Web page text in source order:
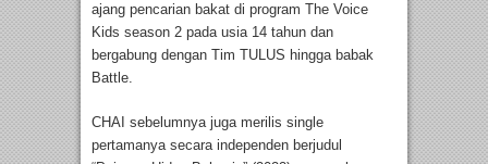
ajang pencarian bakat di program The Voice
Kids season 2 pada usia 14 tahun dan
bergabung dengan Tim TULUS hingga babak
Battle.
CHAI sebelumnya juga merilis single
pertamanya secara independen berjudul